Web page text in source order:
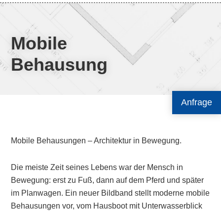
Anfrage
Mobile
Behausung
Mobile Behausungen – Architektur in Bewegung.
Die meiste Zeit seines Lebens war der Mensch in
Bewegung: erst zu Fuß, dann auf dem Pferd und später
im Planwagen. Ein neuer Bildband stellt moderne mobile
Behausungen vor, vom Hausboot mit Unterwasserblick